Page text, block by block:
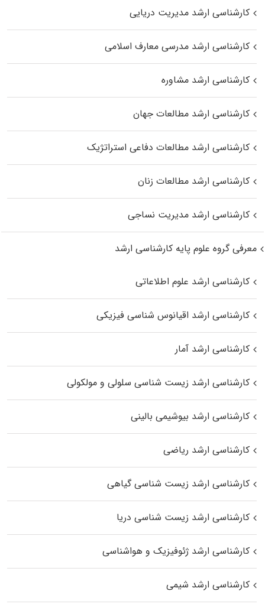
کارشناسی ارشد مدیریت دریایی
کارشناسی ارشد مدرسی معارف اسلامی
کارشناسی ارشد مشاوره
کارشناسی ارشد مطالعات جهان
کارشناسی ارشد مطالعات دفاعی استراتژیک
کارشناسی ارشد مطالعات زنان
کارشناسی ارشد مدیریت نساجی
معرفی گروه علوم پایه کارشناسی ارشد
کارشناسی ارشد علوم اطلاعاتی
کارشناسی ارشد اقیانوس‌ شناسی فیزیکی
کارشناسی ارشد آمار
کارشناسی ارشد زیست شناسی سلولی و مولکولی
کارشناسی ارشد بیوشیمی بالینی
کارشناسی ارشد ریاضی
کارشناسی ارشد زیست‌ شناسی گیاهی
کارشناسی ارشد زیست‌ شناسی دریا
کارشناسی ارشد ژئوفیزیک و هواشناسی
کارشناسی ارشد شیمی